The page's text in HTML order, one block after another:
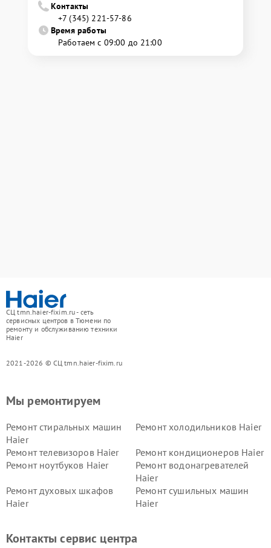
Контакты
+7 (345) 221-57-86
Время работы
Работаем с 09:00 до 21:00
СЦ tmn.haier-fixim.ru - сеть
сервисных центров в Тюмени по
ремонту и обслуживанию техники
Haier
2021-2026 © СЦ tmn.haier-fixim.ru
Мы ремонтируем
Ремонт стиральных машин
Haier
Ремонт холодильников Haier
Ремонт телевизоров Haier
Ремонт кондиционеров Haier
Ремонт ноутбуков Haier
Ремонт водонагревателей
Haier
Ремонт духовых шкафов
Haier
Ремонт сушильных машин
Haier
Ремонт роботов-пылесосов
Ремонт посудомоечных
Контакты сервис центра